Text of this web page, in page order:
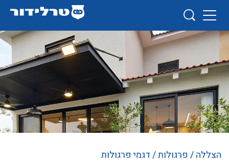
הצללה/ פרגולות/ דגמי פרגולות